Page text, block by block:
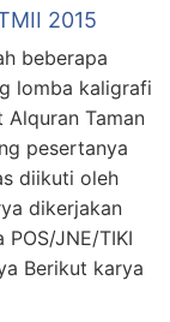
2015
beberapa
lomba kaligrafi
Alquran Taman
pesertanya
diikuti oleh
dikerjakan
JNE/TIKI
Berikut karya